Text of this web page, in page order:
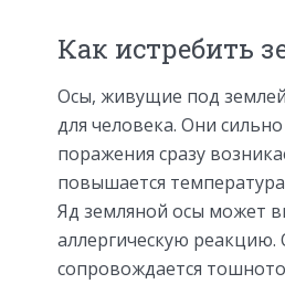
Как истребить
Осы, живущие под
для человека. Они
поражения сразу
повышается температура
Яд земляной осы может
аллергическую реакцию.
сопровождается